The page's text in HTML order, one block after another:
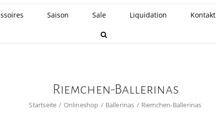
Saison Sale Liquidation Kontakt
Riemchen-Ballerinas
Startseite Onlineshop Ballerinas Riemchen-Ballerinas